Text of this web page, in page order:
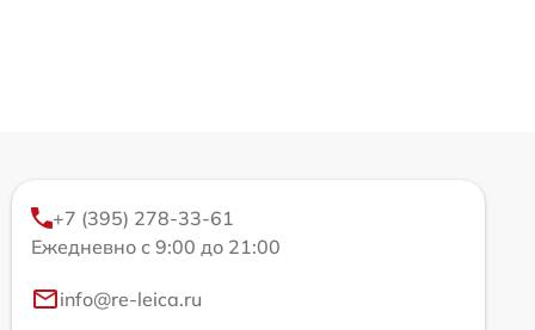
+7 (395) 278-33-61
Ежедневно с 9:00 до 21:00
info@re-leica.ru